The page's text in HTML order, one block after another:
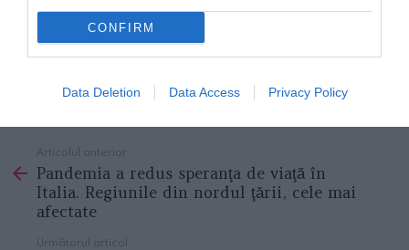
CONFIRM
Data Deletion Data Access Privacy Policy
vreodată, întrucât, în medie, studioul holistic Emme a
primit cel puțin 12 clienți pe zi. Și nu se oprise nici
more
Articolul anterior
Pandemia a redus speranţa de viaţă în
Italia. Regiunile din nordul ţării, cele mai
afectate
Următorul articol